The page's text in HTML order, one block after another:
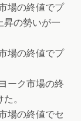
場の終値でプ
昇の勢いが一
場の終値でプ
ーク市場の終
。
場の終値でセ